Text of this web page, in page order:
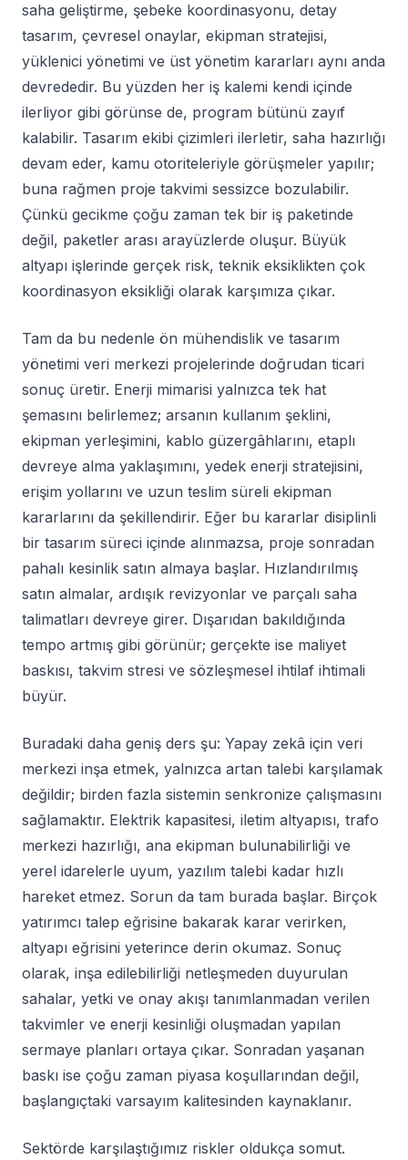
saha geliştirme, şebeke koordinasyonu, detay
tasarım, çevresel onaylar, ekipman stratejisi,
yüklenici yönetimi ve üst yönetim kararları aynı anda
devrededir. Bu yüzden her iş kalemi kendi içinde
ilerliyor gibi görünse de, program bütünü zayıf
kalabilir. Tasarım ekibi çizimleri ilerletir, saha hazırlığı
devam eder, kamu otoriteleriyle görüşmeler yapılır;
buna rağmen proje takvimi sessizce bozulabilir.
Çünkü gecikme çoğu zaman tek bir iş paketinde
değil, paketler arası arayüzlerde oluşur. Büyük
altyapı işlerinde gerçek risk, teknik eksiklikten çok
koordinasyon eksikliği olarak karşımıza çıkar.
Tam da bu nedenle ön mühendislik ve tasarım
yönetimi veri merkezi projelerinde doğrudan ticari
sonuç üretir. Enerji mimarisi yalnızca tek hat
şemasını belirlemez; arsanın kullanım şeklini,
ekipman yerleşimini, kablo güzergâhlarını, etaplı
devreye alma yaklaşımını, yedek enerji stratejisini,
erişim yollarını ve uzun teslim süreli ekipman
kararlarını da şekillendirir. Eğer bu kararlar disiplinli
bir tasarım süreci içinde alınmazsa, proje sonradan
pahalı kesinlik satın almaya başlar. Hızlandırılmış
satın almalar, ardışık revizyonlar ve parçalı saha
talimatları devreye girer. Dışarıdan bakıldığında
tempo artmış gibi görünür; gerçekte ise maliyet
baskısı, takvim stresi ve sözleşmesel ihtilaf ihtimali
büyür.
Buradaki daha geniş ders şu: Yapay zekâ için veri
merkezi inşa etmek, yalnızca artan talebi karşılamak
değildir; birden fazla sistemin senkronize çalışmasını
sağlamaktır. Elektrik kapasitesi, iletim altyapısı, trafo
merkezi hazırlığı, ana ekipman bulunabilirliği ve
yerel idarelerle uyum, yazılım talebi kadar hızlı
hareket etmez. Sorun da tam burada başlar. Birçok
yatırımcı talep eğrisine bakarak karar verirken,
altyapı eğrisini yeterince derin okumaz. Sonuç
olarak, inşa edilebilirliği netleşmeden duyurulan
sahalar, yetki ve onay akışı tanımlanmadan verilen
takvimler ve enerji kesinliği oluşmadan yapılan
sermaye planları ortaya çıkar. Sonradan yaşanan
baskı ise çoğu zaman piyasa koşullarından değil,
başlangıçtaki varsayım kalitesinden kaynaklanır.
Sektörde karşılaştığımız riskler oldukça somut.